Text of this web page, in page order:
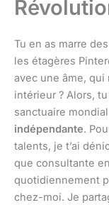
Tu en as marre
les étagères
avec une âme,
intérieur ? Alors,
sanctuaire
indépendante.
talents, je t’ai
que consultante
quotidiennement
chez-moi. Je